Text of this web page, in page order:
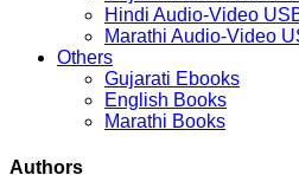
Hindi Audio-Video
Marathi Audio-Video
Others
Gujarati Ebooks
English Books
Marathi Books
Authors